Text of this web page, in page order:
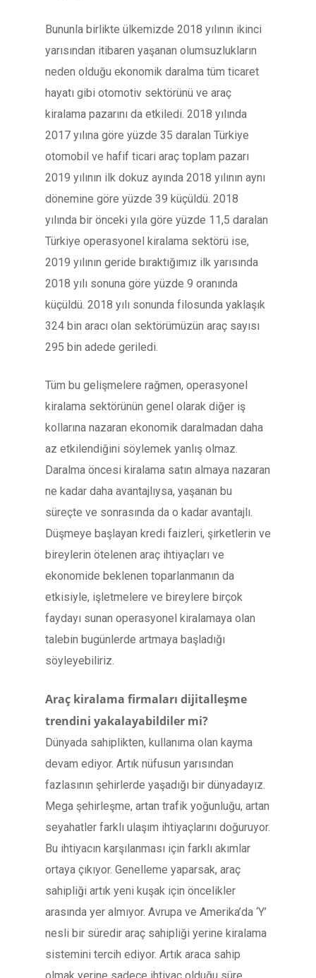
Bununla birlikte ülkemizde 2018 yılının ikinci
yarısından itibaren yaşanan olumsuzlukların
neden olduğu ekonomik daralma tüm ticaret
hayatı gibi otomotiv sektörünü ve araç
kiralama pazarını da etkiledi. 2018 yılında
2017 yılına göre yüzde 35 daralan Türkiye
otomobil ve hafif ticari araç toplam pazarı
2019 yılının ilk dokuz ayında 2018 yılının aynı
dönemine göre yüzde 39 küçüldü. 2018
yılında bir önceki yıla göre yüzde 11,5 daralan
Türkiye operasyonel kiralama sektörü ise,
2019 yılının geride bıraktığımız ilk yarısında
2018 yılı sonuna göre yüzde 9 oranında
küçüldü. 2018 yılı sonunda filosunda yaklaşık
324 bin aracı olan sektörümüzün araç sayısı
295 bin adede geriledi.
Tüm bu gelişmelere rağmen, operasyonel
kiralama sektörünün genel olarak diğer iş
kollarına nazaran ekonomik daralmadan daha
az etkilendiğini söylemek yanlış olmaz.
Daralma öncesi kiralama satın almaya nazaran
ne kadar daha avantajlıysa, yaşanan bu
süreçte ve sonrasında da o kadar avantajlı.
Düşmeye başlayan kredi faizleri, şirketlerin ve
bireylerin ötelenen araç ihtiyaçları ve
ekonomide beklenen toparlanmanın da
etkisiyle, işletmelere ve bireylere birçok
faydayı sunan operasyonel kiralamaya olan
talebin bugünlerde artmaya başladığı
söyleyebiliriz.
Araç kiralama firmaları dijitalleşme
trendini yakalayabildiler mi?
Dünyada sahiplikten, kullanıma olan kayma
devam ediyor. Artık nüfusun yarısından
fazlasının şehirlerde yaşadığı bir dünyadayız.
Mega şehirleşme, artan trafik yoğunluğu, artan
seyahatler farklı ulaşım ihtiyaçlarını doğuruyor.
Bu ihtiyacın karşılanması için farklı akımlar
ortaya çıkıyor. Genelleme yaparsak, araç
sahipliği artık yeni kuşak için öncelikler
arasında yer almıyor. Avrupa ve Amerika’da ‘Y’
nesli bir süredir araç sahipliği yerine kiralama
sistemini tercih ediyor. Artık araca sahip